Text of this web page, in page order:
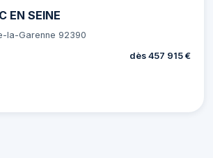
EN SEINE
la-Garenne 92390
dès 457 915 €